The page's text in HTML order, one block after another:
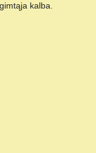
kalba.